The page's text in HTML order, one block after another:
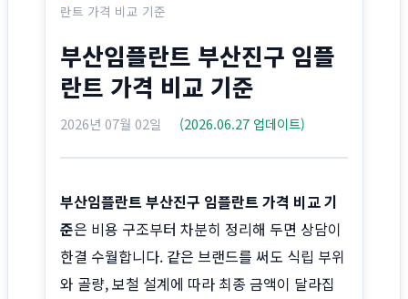
임플란트 브랜드
가격 비교
전국 지역별 가격
교정치과
사이트 소개
란트 가격 비교 기준
부산임플란트 부산진구 임플
란트 가격 비교 기준
2026년 07월 02일 (2026.06.27 업데이트)
부산임플란트 부산진구 임플란트 가격 비교 기
준은 비용 구조부터 차분히 정리해 두면 상담이
한결 수월합니다. 같은 브랜드를 써도 식립 부위
와 골량, 보철 설계에 따라 최종 금액이 달라집